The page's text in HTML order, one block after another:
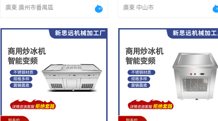
廣東 廣州市番禺區 廣東 中山市